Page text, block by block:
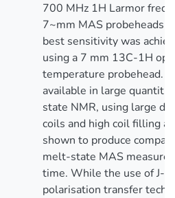
700 MHz 1H Larmor
7~mm MAS probeheads,
best sensitivity was
using a 7 mm 13C-1H
temperature probehead.
available in large
state NMR, using large
coils and high coil filling
shown to produce
melt-state MAS
time. While the use of J-
polarisation transfer